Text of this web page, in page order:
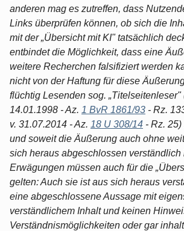
anderen mag es zutreffen, dass
Links überprüfen können, ob sich die
mit der „Übersicht mit KI" tatsächlich
entbindet die Möglichkeit, dass eine
weitere Recherchen falsifiziert werden
nicht von der Haftung für diese
flüchtig Lesenden sog. „Titelseitenleser"
14.01.1998 - Az. 1 BvR 1861/93 - Rz.
v. 31.07.2014 - Az. 18 U 308/14 - Rz.
und soweit die Äußerung auch ohne
sich heraus abgeschlossen
Erwägungen müssen auch für die
gelten: Auch sie ist aus sich heraus
eine abgeschlossene Aussage mit
verständlichem Inhalt und keinen
Verständnismöglichkeiten oder gar